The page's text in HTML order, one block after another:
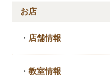
お店
・ 店舗情報
・教室情報